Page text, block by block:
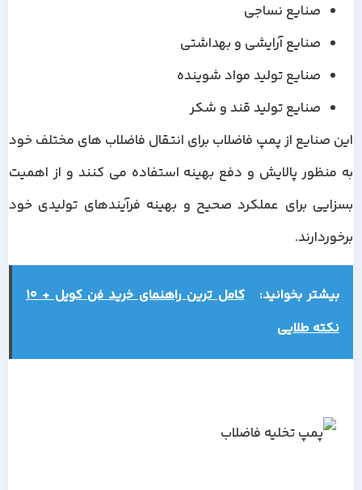
صنایع نساجی
صنایع آرایشی و بهداشتی
صنایع تولید مواد شوینده
صنایع تولید قند و شکر
این صنایع از پمپ فاضلاب برای انتقال فاضلاب های مختلف خود
به منظور پالایش و دفع بهینه استفاده می کنند و از اهمیت
بسزایی برای عملکرد صحیح و بهینه فرآیندهای تولیدی خود
برخوردارند.
بیشتر بخوانید:
کامل ترین راهنمای خرید فن کویل + 10
نکته طلایی